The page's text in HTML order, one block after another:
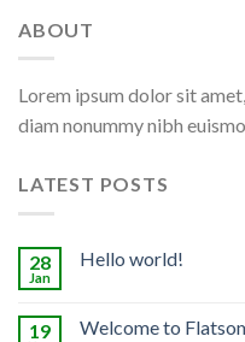
ABOUT
Lorem ipsum dolor sit
diam nonummy nibh
LATEST POSTS
28
Jan
Hello world!
19 Welcome to